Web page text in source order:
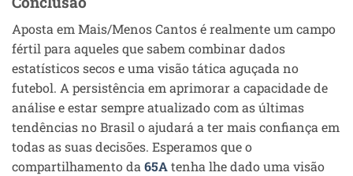
Aposta em Mais/Menos Cantos é realmente um campo
fértil para aqueles que sabem combinar dados
estatísticos secos e uma visão tática aguçada no
futebol. A persistência em aprimorar a capacidade de
análise e estar sempre atualizado com as últimas
tendências no Brasil o ajudará a ter mais confiança em
todas as suas decisões. Esperamos que o
compartilhamento da65Atenha lhe dado uma visão